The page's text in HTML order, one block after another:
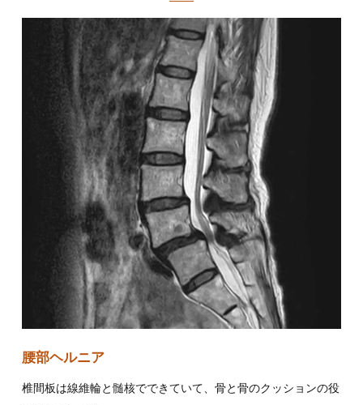
腰部ヘルニア
椎間板は線維輪と髄核でできていて、骨と骨のクッションの役